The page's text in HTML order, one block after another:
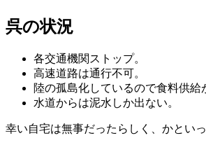
呉の状況
各交通機関ストップ。
高速道路は通行不可。
陸の孤島化しているので食料供給
水道からは泥水しか出ない。
幸い自宅は無事だったらしく、かとい